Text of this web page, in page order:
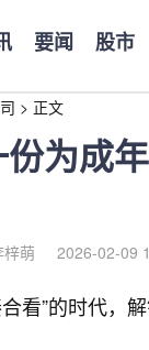
要闻 股市
> 正文
为成
萌 2026-02-09
看”的时代，